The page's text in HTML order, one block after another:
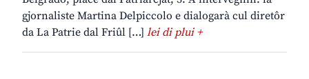
gjornaliste Martina Delpiccolo e dialogarà cul diretôr
da La Patrie dal Friûl […] lei di plui +